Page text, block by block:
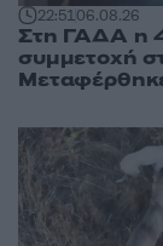
22:5106.08.26
Στη ΓΑΔΑ η
συμμετοχή